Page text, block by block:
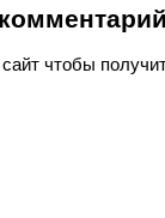
сайт чтобы